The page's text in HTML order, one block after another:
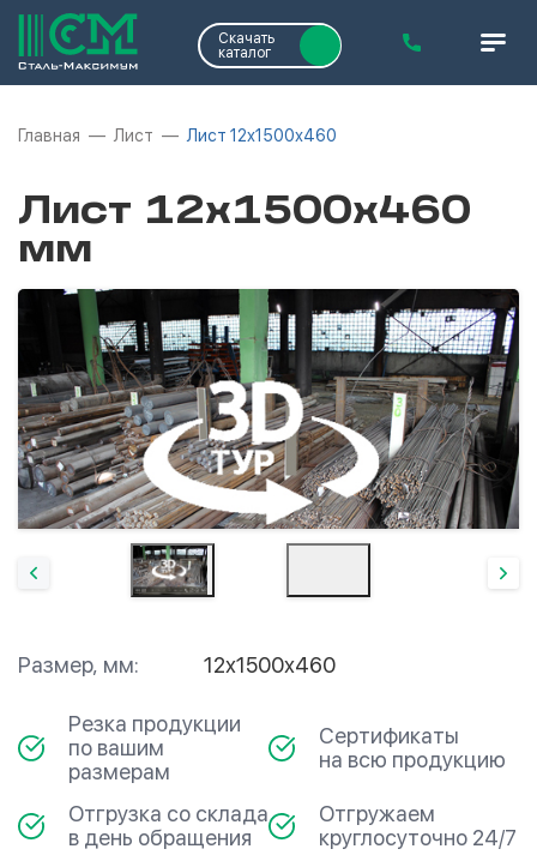
Скачать
каталог
Главная Лист Лист 12х1500х460
Лист 12х1500х460
мм
Размер, мм: 12х1500х460
Резка продукции
по вашим
размерам
Сертификаты
на всю продукцию
Отгрузка со склада
в день обращения
Отгружаем
круглосуточно 24/7